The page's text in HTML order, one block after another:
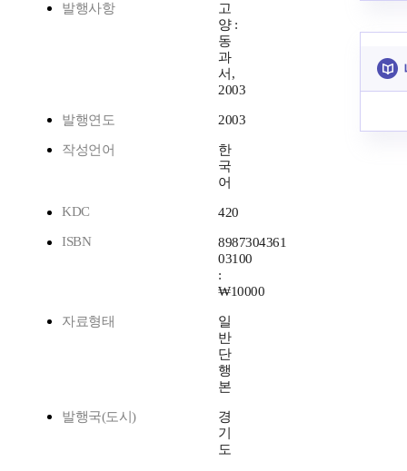
발행사항
고
양 :
동
과
서,
2003
발행연도 2003
작성언어
한
국
어
KDC
420
ISBN
8987304361
03100
:
₩10000
자료형태
일
반
단
행
본
발행국(도시)
경
기
도